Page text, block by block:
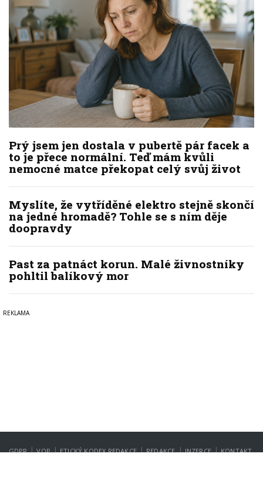
Prý jsem jen dostala v pubertě pár facek a
to je přece normální. Teď mám kvůli
nemocné matce překopat celý svůj život
Myslíte, že vytříděné elektro stejně skončí
na jedné hromadě? Tohle se s ním děje
doopravdy
Past za patnáct korun. Malé živnostníky
pohltil balíkový mor
GDPR | VOP | ETICKÝ KODEX REDAKCE | REDAKCE | INZERCE | KONTAKT